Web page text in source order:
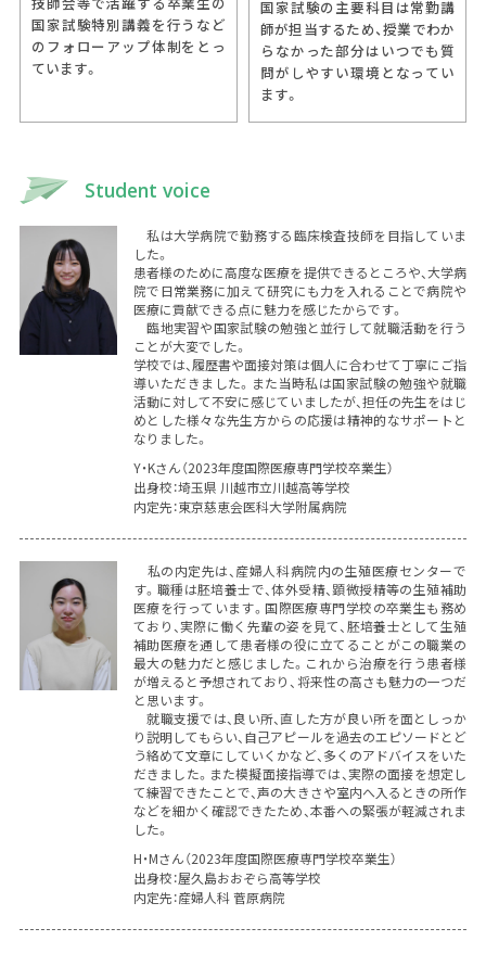
国家試験特別講義を行うなど
のフォローアップ体制をとっ
ています。
国家試験の主要科目は常勤講
師が担当するため、授業でわか
らなかった部分はいつでも質
問がしやすい環境となってい
ます。
Student voice
私は大学病院で勤務する臨床検査技師を目指していま
した。
患者様のために高度な医療を提供できるところや、大学病
院で日常業務に加えて研究にも力を入れることで病院や
医療に貢献できる点に魅力を感じたからです。
臨地実習や国家試験の勉強と並行して就職活動を行う
ことが大変でした。
学校では、履歴書や面接対策は個人に合わせて丁寧にご指
導いただきました。また当時私は国家試験の勉強や就職
活動に対して不安に感じていましたが、担任の先生をはじ
めとした様々な先生方からの応援は精神的なサポートと
なりました。
Y・Kさん（2023年度国際医療専門学校卒業生）
出身校：埼玉県 川越市立川越高等学校
内定先：東京慈恵会医科大学附属病院
私の内定先は、産婦人科病院内の生殖医療センターで
す。職種は胚培養士で、体外受精、顕微授精等の生殖補助
医療を行っています。国際医療専門学校の卒業生も務め
ており、実際に働く先輩の姿を見て、胚培養士として生殖
補助医療を通して患者様の役に立てることがこの職業の
最大の魅力だと感じました。これから治療を行う患者様
が増えると予想されており、将来性の高さも魅力の一つだ
と思います。
就職支援では、良い所、直した方が良い所を面としっか
り説明してもらい、自己アピールを過去のエピソードとど
う絡めて文章にしていくかなど、多くのアドバイスをいた
だきました。また模擬面接指導では、実際の面接を想定し
て練習できたことで、声の大きさや室内へ入るときの所作
などを細かく確認できたため、本番への緊張が軽減されま
した。
H・Mさん（2023年度国際医療専門学校卒業生）
出身校：屋久島おおぞら高等学校
内定先：産婦人科 菅原病院